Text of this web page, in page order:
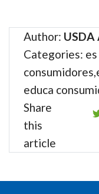
Author: USDA
Categories: es
educa
Share
this
article